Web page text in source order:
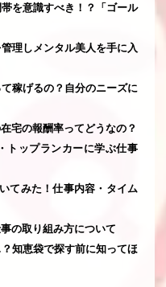
を意識すべき！？「ゴール
理しメンタル美人を手に入
稼げるの？自分のニーズに
宅の報酬率ってどうなの？
トップランカーに学ぶ仕事
てみた！仕事内容・タイム
の取り組み方について
知恵袋で探す前に知ってほ